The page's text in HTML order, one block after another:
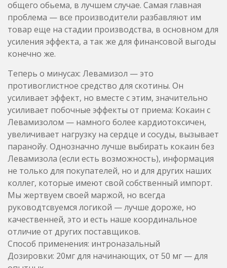
Теперь о минусах: Левамизол — это
противоглистное средство для скотины. Он
усиливает эффект, но вместе с этим, значительно
усиливает побочные эффекты от приема: Кокаин с
Левамизолом — намного более кардиотоксичен,
паранойу. Однозначно лучше выбирать кокаин без
Левамизола (если есть возможность), информация
не только для покупателей, но и для других наших
коллег, которые имеют свой собственный импорт.
Мы жертвуем своей маржой, но всегда
руководтсвуемся логикой — лучше дороже, но
качественней, это и есть наше координальное
отличие от других поставщиков.
Способ применения: интроназальный
Дозировки: 20мг для начинающих, от 50 мг — для
опытных.
ВНИМАНИЕ: не смешивать с афродизиаками и
другими препаратами, повышающими кровяное
давление. Так же, со снотворным,
антидепресантами, транквилизаторами и другими
препаратами.